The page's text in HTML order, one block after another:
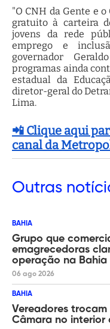
"O CNH da Gente e
gratuito à carteira
jovens da rede
emprego e
governador
programas ainda
estadual da
diretor-geral do
Lima.
📲 Clique aqui
canal da
Outras
BAHIA
Grupo que
emagrecedoras
operação na Bahia
06 ago 2026
BAHIA
Vereadores
Câmara no interior